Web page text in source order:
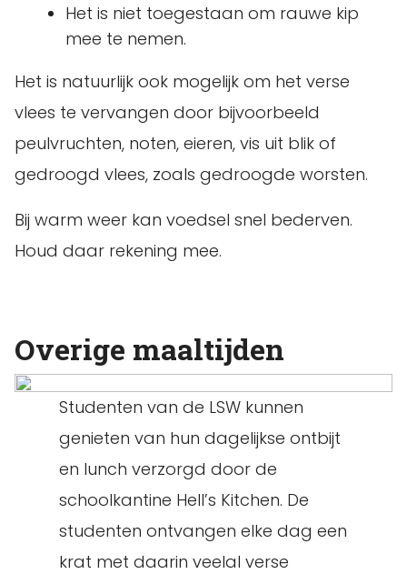
Het is niet toegestaan om rauwe kip
mee te nemen.
Het is natuurlijk ook mogelijk om het verse
vlees te vervangen door bijvoorbeeld
peulvruchten, noten, eieren, vis uit blik of
gedroogd vlees, zoals gedroogde worsten.
Bij warm weer kan voedsel snel bederven.
Houd daar rekening mee.
Overige maaltijden
Studenten van de LSW kunnen
genieten van hun dagelijkse ontbijt
en lunch verzorgd door de
schoolkantine Hell’s Kitchen. De
studenten ontvangen elke dag een
krat met daarin veelal verse